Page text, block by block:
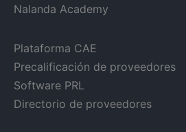
Nalanda Academy
Plataforma CAE
Precalificación de proveedores
Software PRL
Directorio de proveedores